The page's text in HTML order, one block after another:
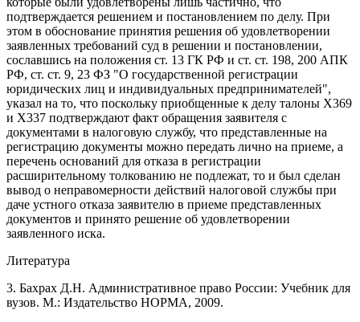
подтверждается решением и постановлением по делу. При
этом в обоснование принятия решения об удовлетворении
заявленных требований суд в решении и постановлении,
сославшись на положения ст. 13 ГК РФ и ст. ст. 198, 200 АПК
РФ, ст. ст. 9, 23 ФЗ "О государственной регистрации
юридических лиц и индивидуальных предпринимателей",
указал на то, что поскольку приобщенные к делу талоны Х369
и Х337 подтверждают факт обращения заявителя с
документами в налоговую службу, что представленные на
регистрацию документы можно передать лично на приеме, а
перечень оснований для отказа в регистрации
расширительному толкованию не подлежат, то и был сделан
вывод о неправомерности действий налоговой службы при
даче устного отказа заявителю в приеме представленных
документов и принято решение об удовлетворении
заявленного иска.
Литература
3. Бахрах Д.Н. Административное право России: Учебник для
вузов. М.: Издательство НОРМА, 2009.